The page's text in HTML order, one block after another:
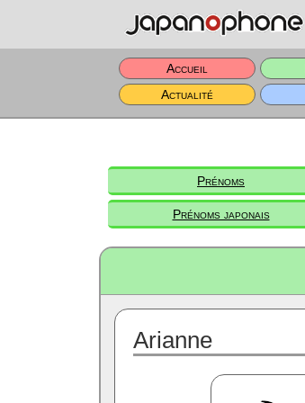
Accueil
Actualité
Prénoms
Prénoms japonais
Arianne